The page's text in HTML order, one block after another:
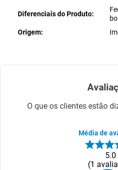
Diferenciais do Produto
Origem
O que os clientes estão
Média de
5.0
1